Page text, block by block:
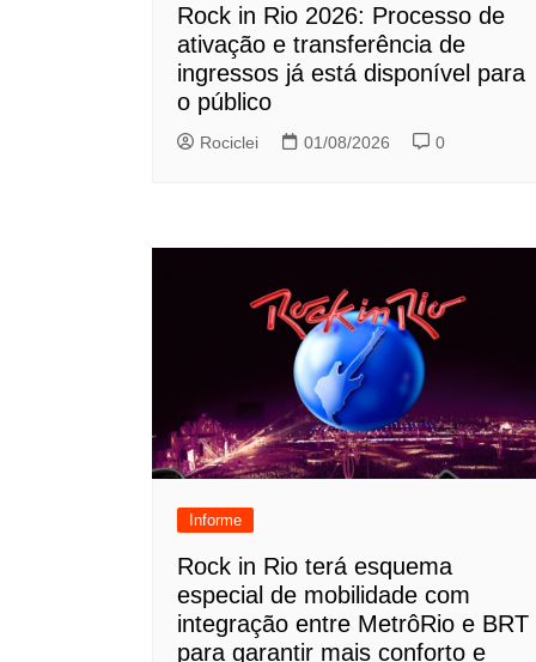
Rock in Rio 2026: Processo de
ativação e transferência de
ingressos já está disponível para
o público
Rociclei 01/08/2026 0
Informe
Rock in Rio terá esquema
especial de mobilidade com
integração entre MetrôRio e BRT
para garantir mais conforto e